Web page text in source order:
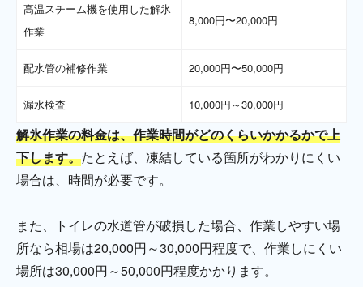
高温スチーム機を使用した解氷
作業
8,000円〜20,000円
配水管の補修作業 20,000円〜50,000円
漏水検査 10,000円～30,000円
解氷作業の料金は、作業時間がどのくらいかかるかで上
下します。たとえば、凍結している箇所がわかりにくい
場合は、時間が必要です。
また、トイレの水道管が破損した場合、作業しやすい場
所なら相場は20,000円～30,000円程度で、作業しにくい
場所は30,000円～50,000円程度かかります。